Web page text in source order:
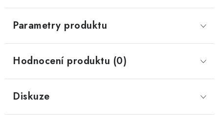
Parametry produktu
Hodnocení produktu (0)
Diskuze